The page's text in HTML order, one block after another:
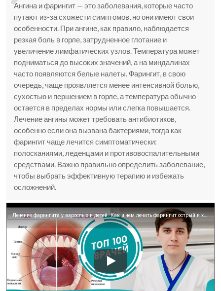
Ангина и фарингит — это заболевания, которые часто
путают из-за схожести симптомов, но они имеют свои
особенности. При ангине, как правило, наблюдается
резкая боль в горле, затрудненное глотание и
увеличение лимфатических узлов. Температура может
подниматься до высоких значений, а на миндалинах
часто появляются белые налеты. Фарингит, в свою
очередь, чаще проявляется менее интенсивной болью,
сухостью и першением в горле, а температура обычно
остается в пределах нормы или слегка повышается.
Лечение ангины может требовать антибиотиков,
особенно если она вызвана бактериями, тогда как
фарингит чаще лечится симптоматически:
полосканиями, леденцами и противовоспалительными
средствами. Важно правильно определить заболевание,
чтобы выбрать эффективную терапию и избежать
осложнений.
Лечение фарингита у взрослых и детей. Как и чем лечить фарингит острый и хронический